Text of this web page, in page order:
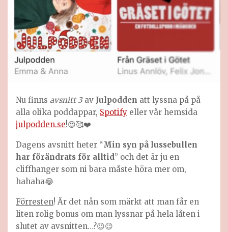
Nu finns avsnitt 3 av Julpodden att lyssna på på
alla olika poddappar, Spotify eller vår hemsida
julpodden.se!😍🥰❤️
Dagens avsnitt heter “Min syn på lussebullen
har förändrats för alltid” och det är ju en
cliffhanger som ni bara måste höra mer om,
hahaha😂
Förresten! Är det nån som märkt att man får en
liten rolig bonus om man lyssnar på hela låten i
slutet av avsnitten…?😉😉